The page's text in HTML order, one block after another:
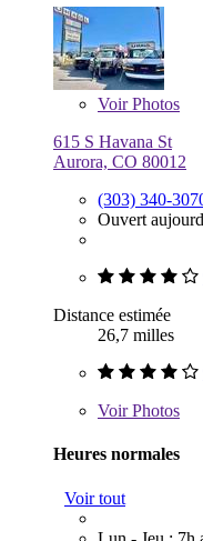
VoirPhotos
615 S Havana St
Aurora, CO 80012
(303) 340-
Ouvert
Distance estimée
26,7 milles
VoirPhotos
Heures normales
Voir tout